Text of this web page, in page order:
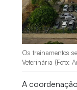
Os treinamentos
Veterinária (Foto:
A